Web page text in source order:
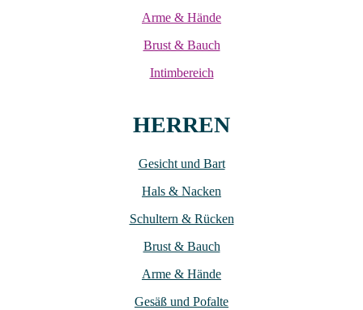
Arme & Hände
Brust & Bauch
Intimbereich
HERREN
Gesicht und Bart
Hals & Nacken
Schultern & Rücken
Brust & Bauch
Arme & Hände
Gesäß und Pofalte